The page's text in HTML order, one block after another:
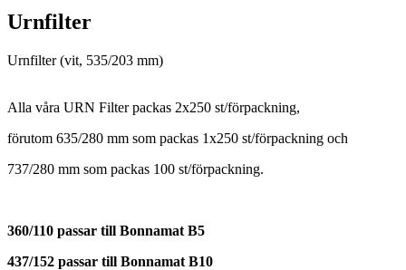
Urnfilter
Urnfilter (vit, 535/203 mm)
Alla våra URN Filter packas 2x250 st/förpackning,
förutom 635/280 mm som packas 1x250 st/förpackning och
737/280 mm som packas 100 st/förpackning.
360/110 passar till Bonnamat B5
437/152 passar till Bonnamat B10